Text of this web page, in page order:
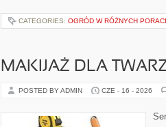
CATEGORIES: OGRÓD W RÓŻNYCH
MAKIJAŻ DLA
POSTED BY ADMIN CZE - 16 - 2026